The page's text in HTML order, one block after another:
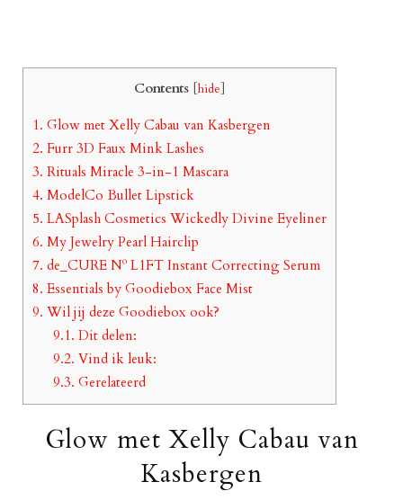
Contents [hide]
1. Glow met Xelly Cabau van Kasbergen
2. Furr 3D Faux Mink Lashes
3. Rituals Miracle 3-in-1 Mascara
4. ModelCo Bullet Lipstick
5. LASplash Cosmetics Wickedly Divine Eyeliner
6. My Jewelry Pearl Hairclip
7. de_CURE Nº L1FT Instant Correcting Serum
8. Essentials by Goodiebox Face Mist
9. Wil jij deze Goodiebox ook?
9.1. Dit delen:
9.2. Vind ik leuk:
9.3. Gerelateerd
Glow met Xelly Cabau van
Kasbergen